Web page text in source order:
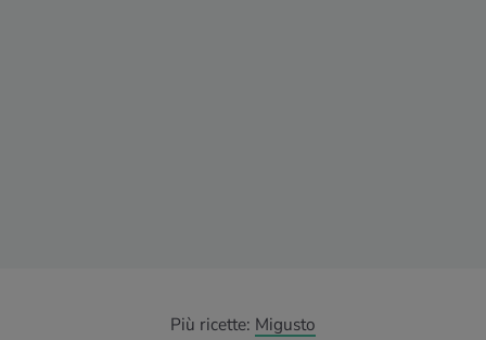
Più ricette: Migusto